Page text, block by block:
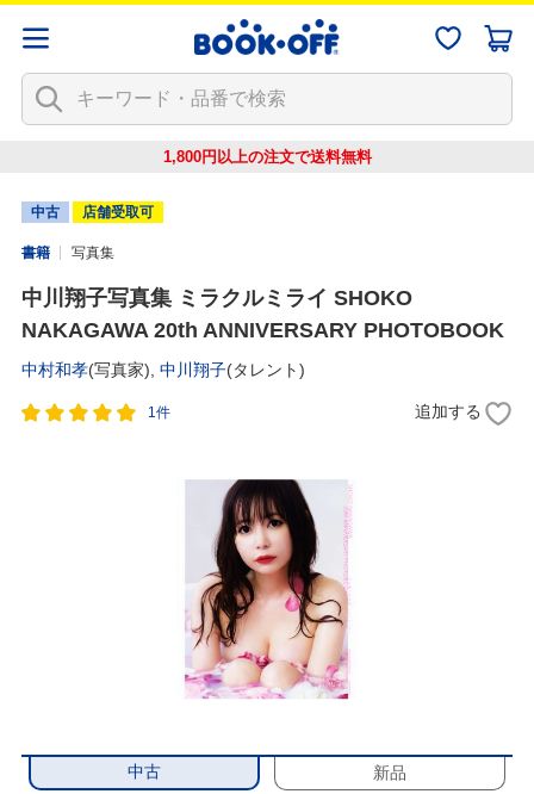
1,800円以上の注文で送料無料
中古 店舗受取可
書籍 写真集
中川翔子写真集 ミラクルミライ SHOKO
NAKAGAWA 20th ANNIVERSARY PHOTOBOOK
中村和孝(写真家), 中川翔子(タレント)
1件 追加する
中古 新品